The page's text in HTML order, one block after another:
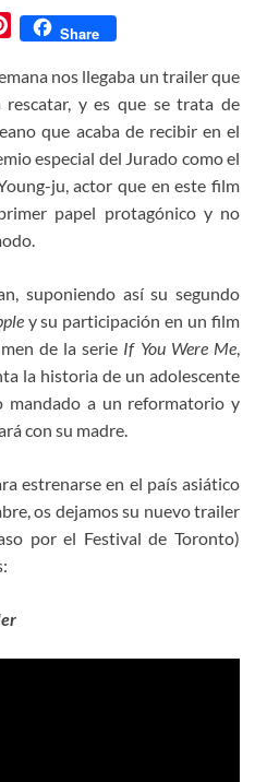
P
n
t
e
r
e
s
t
Share
nos llegaba un trailer que
y es que se trata de
que acaba de recibir en el
especial del Jurado como el
ju, actor que en este film
papel protagónico y no
suponiendo así su segundo
y su participación en un film
de la serie If You Were Me,
la historia de un adolescente
mandado a un reformatorio y
con su madre.
estrenarse en el país asiático
os dejamos su nuevo trailer
por el Festival de Toronto)